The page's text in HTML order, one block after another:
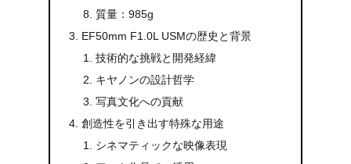
質量：985g
EF50mm F1.0L USMの歴史と背景
技術的な挑戦と開発経緯
キヤノンの設計哲学
写真文化への貢献
創造性を引き出す特殊な用途
シネマティックな映像表現